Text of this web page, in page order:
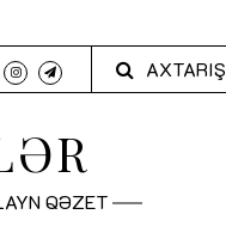
AXTARIŞ
QƏZET